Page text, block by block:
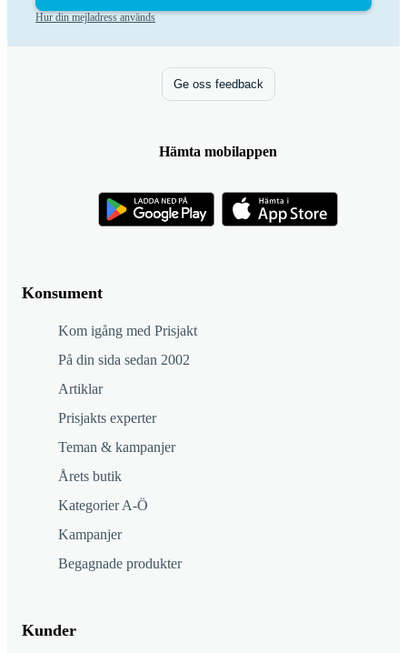
Hur din mejladress används
Konsument
Kom igång med Prisjakt
På din sida sedan 2002
Artiklar
Prisjakts experter
Teman & kampanjer
Årets butik
Kategorier A-Ö
Kampanjer
Begagnade produkter
Kunder
Ge oss feedback
Hämta mobilappen